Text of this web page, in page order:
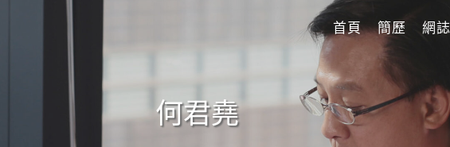
首頁 簡歷 網誌
何君堯